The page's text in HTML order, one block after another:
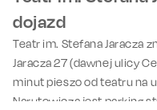
dojazd
Teatr im. Stefana Jaracza
Jaracza 27 (dawnej ulicy
minut pieszo od teatru na
Narutowicza jest parking